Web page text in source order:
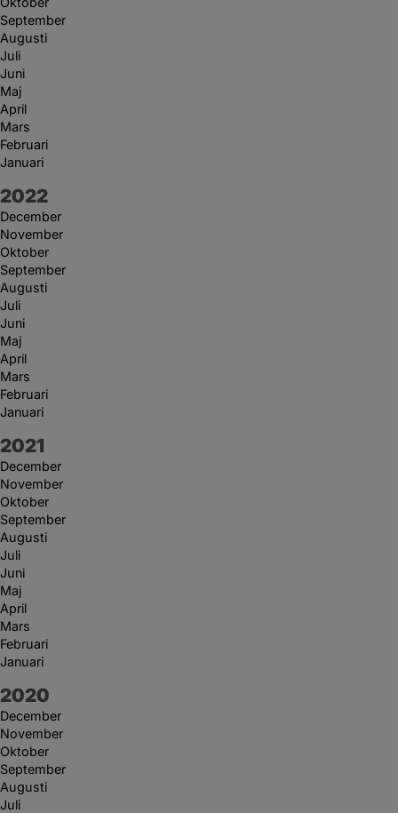
September
Augusti
Juli
Juni
Maj
April
Mars
Februari
Januari
År:
2022
December
November
Oktober
September
Augusti
Juli
Juni
Maj
April
Mars
Februari
Januari
År:
2021
December
November
Oktober
September
Augusti
Juli
Juni
Maj
April
Mars
Februari
Januari
År:
2020
December
November
Oktober
September
Augusti
Juli